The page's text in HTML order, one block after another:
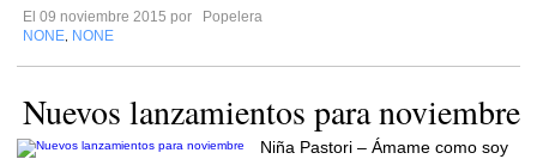
El 09 noviembre 2015 por
Popelera
NONE NONE
Nuevos lanzamientos para noviembre
Niña Pastori – Ámame como soy